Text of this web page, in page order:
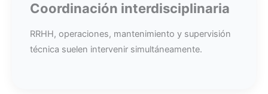
Coordinación interdisciplinaria
RRHH, operaciones, mantenimiento y supervisión
técnica suelen intervenir simultáneamente.